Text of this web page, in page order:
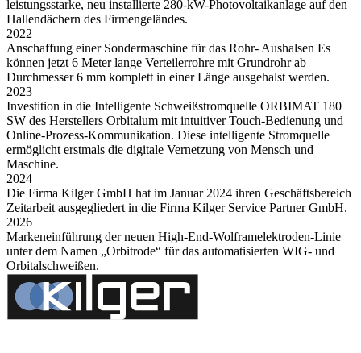
leistungsstarke, neu installierte 280-kW-Photovoltaikanlage auf den
Hallendächern des Firmengeländes.
2022
Anschaffung einer Sondermaschine für das Rohr- Aushalsen Es
können jetzt 6 Meter lange Verteilerrohre mit Grundrohr ab
Durchmesser 6 mm komplett in einer Länge ausgehalst werden.
2023
Investition in die Intelligente Schweißstromquelle ORBIMAT 180
SW des Herstellers Orbitalum mit intuitiver Touch-Bedienung und
Online-Prozess-Kommunikation. Diese intelligente Stromquelle
ermöglicht erstmals die digitale Vernetzung von Mensch und
Maschine.
2024
Die Firma Kilger GmbH hat im Januar 2024 ihren Geschäftsbereich
Zeitarbeit ausgegliedert in die Firma Kilger Service Partner GmbH.
2026
Markeneinführung der neuen High-End-Wolframelektroden-Linie
unter dem Namen „Orbitrode“ für das automatisierten WIG- und
Orbitalschweißen.